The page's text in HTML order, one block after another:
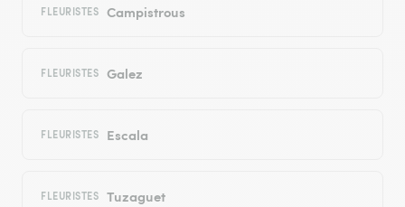
FLEURISTES Campistrous
FLEURISTES Galez
FLEURISTES Escala
FLEURISTES Tuzaguet